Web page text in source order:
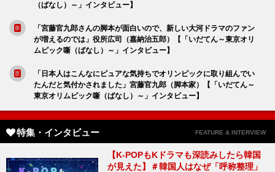
（ばなし）～」インタビュー】
「宮藤官九郎さんの脚本が面白いので、新しい大河ドラマのファン
が増えるのでは」役所広司（嘉納治五郎）【「いだてん～東京オリ
ムピック噺（ばなし）～」インタビュー】
「日本人はこんなにピュアな気持ちでオリンピックに取り組んでい
たんだと気付かされました」宮藤官九郎（脚本家）【「いだてん～
東京オリムピック噺（ばなし）～」インタビュー】
特集・インタビュー FEATURE & INTERVIEW
【K-POPもKドラマも深読みしたら韓国
が見えた】＃韓国人はなぜ「呼称整理」